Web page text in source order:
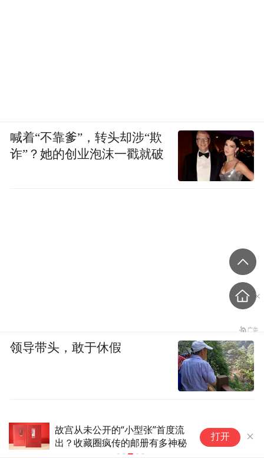
故宫从未公开的“小型张”首度流
出？收藏圈疯传的邮册有多神秘
打开
喊着“不靠爹”，转头却涉“欺
诈”？她的创业泡沫一戳就破
领导带头，敢于休假